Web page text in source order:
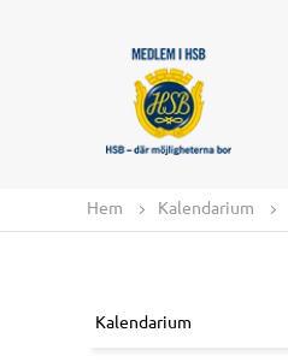
Hem Kalendarium
Kalendarium